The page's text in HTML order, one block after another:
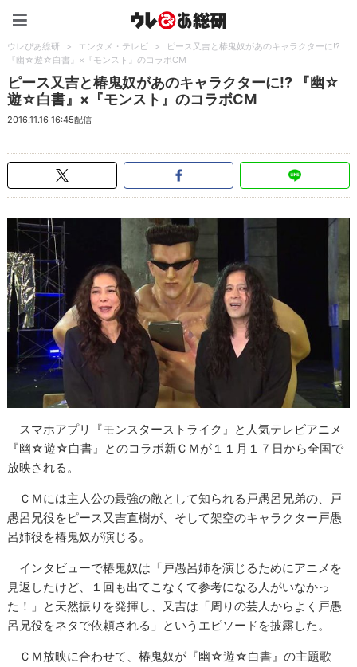
ウレぴあ総研 > エンタメ・テレビ >
ピース又吉と椿鬼奴があのキャラクターに!?
『幽☆遊☆白書』×『モンスト』のコラボCM
ピース又吉と椿鬼奴があのキャラクターに!? 『幽☆
遊☆白書』×『モンスト』のコラボCM
2016.11.16 16:45配信
スマホアプリ『モンスターストライク』と人気テレビアニメ
『幽☆遊☆白書』とのコラボ新ＣＭが１１月１７日から全国で
放映される。
ＣＭには主人公の最強の敵として知られる戸愚呂兄弟の、戸
愚呂兄役をピース又吉直樹が、そして架空のキャラクター戸愚
呂姉役を椿鬼奴が演じる。
インタビューで椿鬼奴は「戸愚呂姉を演じるためにアニメを
見返したけど、１回も出てこなくて参考になる人がいなかっ
た！」と天然振りを発揮し、又吉は「周りの芸人からよく戸愚
呂兄役をネタで依頼される」というエピソードを披露した。
ＣＭ放映に合わせて、椿鬼奴が『幽☆遊☆白書』の主題歌